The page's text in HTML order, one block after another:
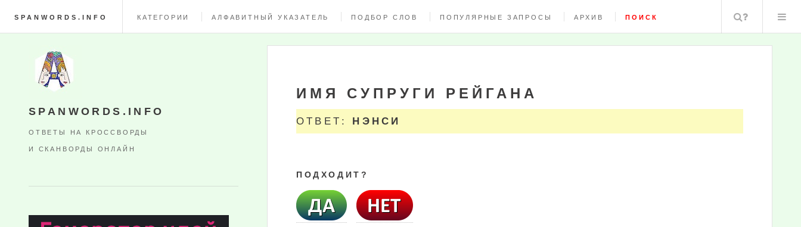
SPANWORDS.INFO КАТЕГОРИИ АЛФАВИТНЫЙ УКАЗАТЕЛЬ ПОДБОР СЛОВ ПОПУЛЯРНЫЕ ЗАПРОСЫ АРХИВ ПОИСК Поиск
ИМЯ СУПРУГИ РЕЙГАНА
ОТВЕТ: НЭНСИ
ПОДХОДИТ?
SPANWORDS.INFO
ОТВЕТЫ НА КРОССВОРДЫ
И СКАНВОРДЫ ОНЛАЙН